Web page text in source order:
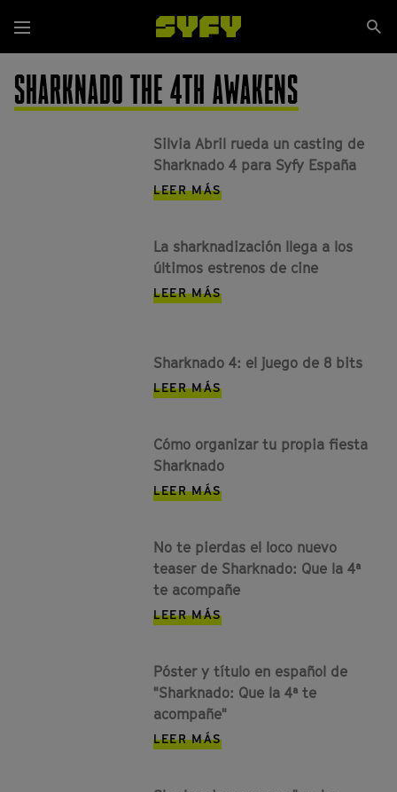
contenido
principal
Menú
SHARKNADO THE 4TH AWAKENS
Silvia Abril rueda un casting de
Sharknado 4 para Syfy España
LEER MÁS
La sharknadización llega a los
últimos estrenos de cine
LEER MÁS
Sharknado 4: el juego de 8 bits
LEER MÁS
Cómo organizar tu propia fiesta
Sharknado
LEER MÁS
No te pierdas el loco nuevo
teaser de Sharknado: Que la 4ª
te acompañe
LEER MÁS
Póster y título en español de
"Sharknado: Que la 4ª te
acompañe"
LEER MÁS